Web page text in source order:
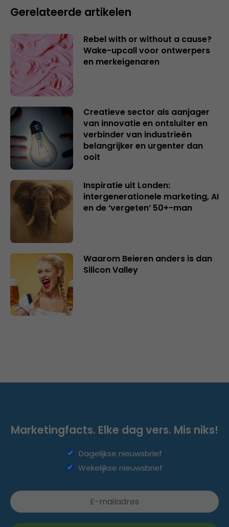
Gerelateerde artikelen
Rebel with or without a cause?
Wake-upcall voor ontwerpers
en merkeigenaren
Creatieve sector als aanjager
van innovatie en ontsluiter en
verbinder van industrieën
belangrijker en urgenter dan
ooit
Inspiratie uit Londen:
intergenerationele marketing, AI
en de ‘vergeten’ 50+-man
Waarom Beieren anders is dan
Silicon Valley
Marketingfacts. Elke dag vers. Mis niks!
Dagelijkse nieuwsbrief
Wekelijkse nieuwsbrief